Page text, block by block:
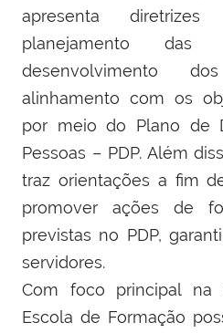
apresenta
planejamento das
desenvolvimento
alinhamento com os
por meio do Plano de
Pessoas – PDP. Além
traz orientações a fim
promover ações de
previstas no PDP,
servidores.
Com foco principal na
Escola de Formação